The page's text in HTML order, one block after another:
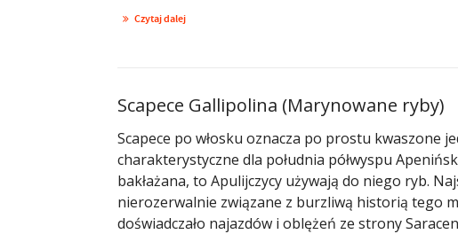
Czytaj dalej
Scapece Gallipolina (Marynowane ryby)
Scapece po włosku oznacza po prostu kwaszone
charakterystyczne dla południa półwyspu
bakłażana, to Apulijczycy używają do niego ryb.
nierozerwalnie związane z burzliwą historią tego
doświadczało najazdów i oblężeń ze strony